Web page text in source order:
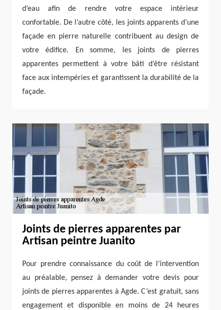
d’eau afin de rendre votre espace intérieur
confortable. De l’autre côté, les joints apparents d’une
façade en pierre naturelle contribuent au design de
votre édifice. En somme, les joints de pierres
apparentes permettent à votre bâti d’être résistant
face aux intempéries et garantissent la durabilité de la
façade.
Joints de pierres apparentes par
Artisan peintre Juanito
Pour prendre connaissance du coût de l’intervention
au préalable, pensez à demander votre devis pour
joints de pierres apparentes à Agde. C’est gratuit, sans
engagement et disponible en moins de 24 heures